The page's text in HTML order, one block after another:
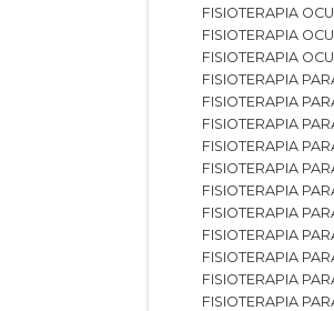
FISIOTERAPIA
FISIOTERAPIA
FISIOTERAPIA
FISIOTERAPIA
FISIOTERAPIA
FISIOTERAPIA
FISIOTERAPIA
FISIOTERAPIA
FISIOTERAPIA
FISIOTERAPIA
FISIOTERAPIA
FISIOTERAPIA
FISIOTERAPIA
FISIOTERAPIA